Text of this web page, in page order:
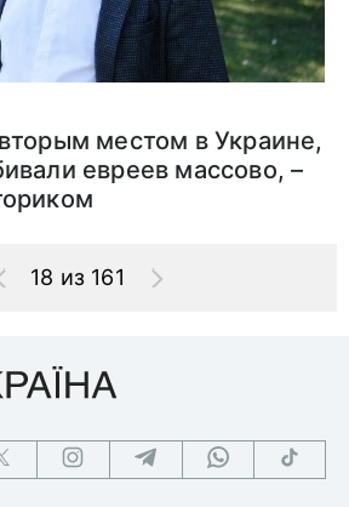
местом в Украине,
евреев массово, –
18 из 161